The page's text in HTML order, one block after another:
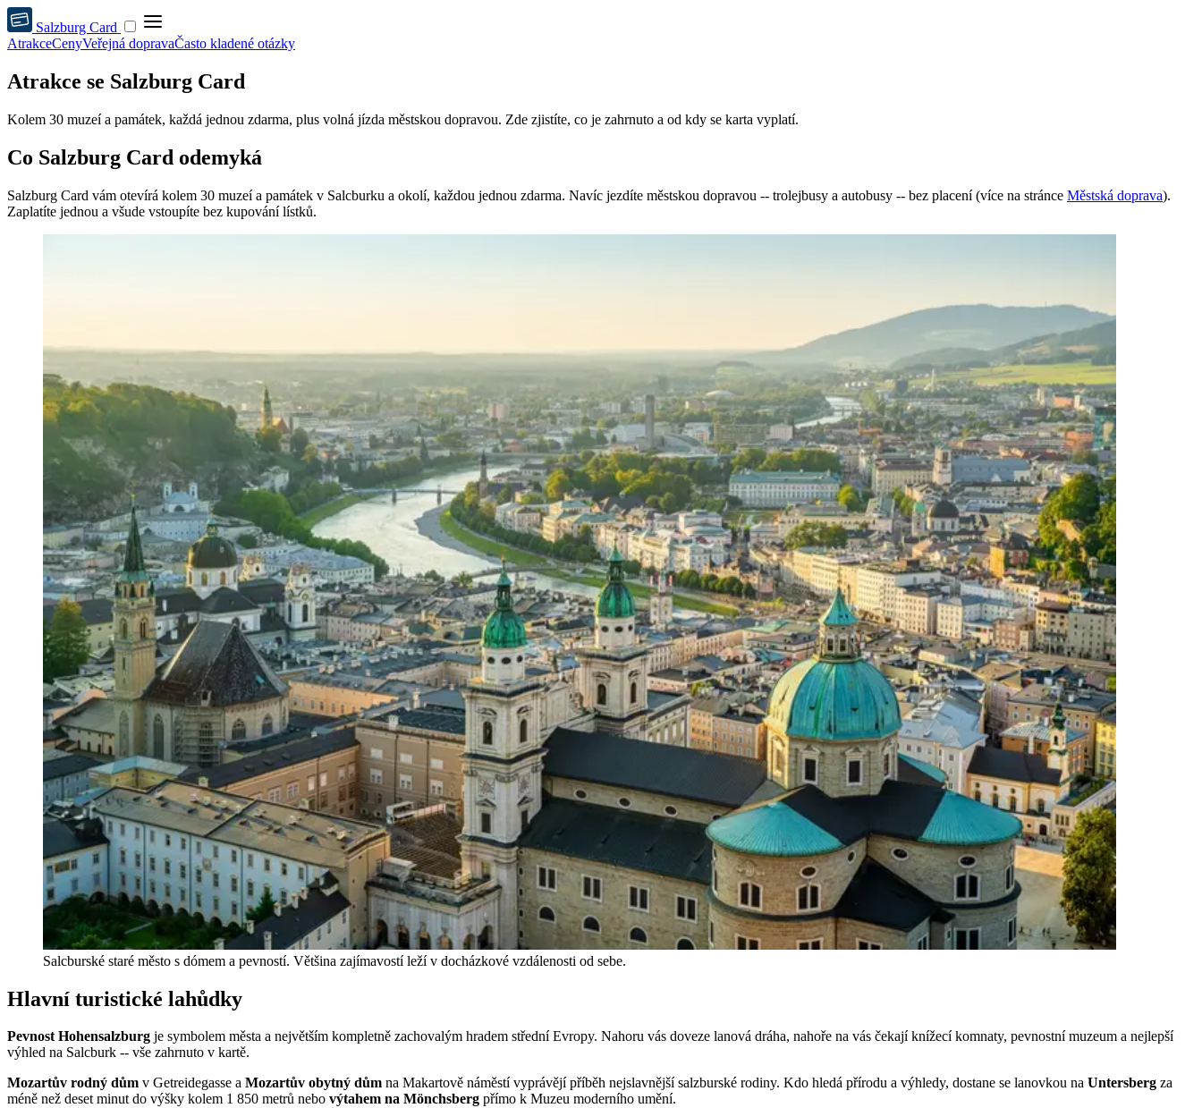
Salzburg Card
AtrakceCenyVeřejná dopravaČasto kladené otázky
Atrakce se Salzburg Card
Kolem 30 muzeí a památek, každá jednou zdarma, plus volná jízda městskou dopravou. Zde zjistíte, co je zahrnuto a od kdy se karta vyplatí.
Co Salzburg Card odemyká
Salzburg Card vám otevírá kolem 30 muzeí a památek v Salcburku a okolí, každou jednou zdarma. Navíc jezdíte městskou dopravou -- trolejbusy a autobusy -- bez placení (více na stránce Městská doprava).
Zaplatíte jednou a všude vstoupíte bez kupování lístků.
Salcburské staré město s dómem a pevností. Většina zajímavostí leží v docházkové vzdálenosti od sebe.
Hlavní turistické lahůdky
Pevnost Hohensalzburg je symbolem města a největším kompletně zachovalým hradem střední Evropy. Nahoru vás doveze lanová dráha, nahoře na vás čekají knížecí komnaty, pevnostní muzeum a nejlepší
výhled na Salcburk -- vše zahrnuto v kartě.
Mozartův rodný dům v Getreidegasse a Mozartův obytný dům na Makartově náměstí vyprávějí příběh nejslavnější salzburské rodiny. Kdo hledá přírodu a výhledy, dostane se lanovkou na Untersberg za
méně než deset minut do výšky kolem 1 850 metrů nebo výtahem na Mönchsberg přímo k Muzeu moderního umění.